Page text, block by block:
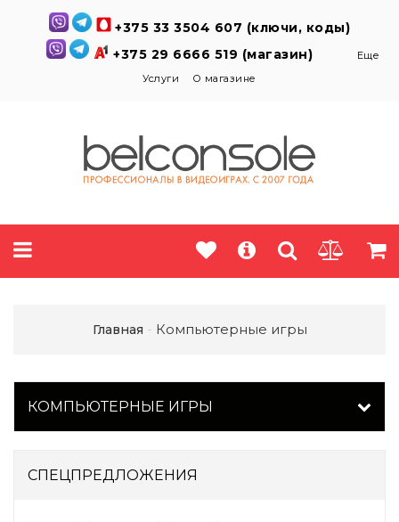
+375 33 3504 607 (ключи, коды)
+375 29 6666 519 (магазин)
Еще
Услуги
О магазине
Главная Компьютерные игры
КОМПЬЮТЕРНЫЕ ИГРЫ
СПЕЦПРЕДЛОЖЕНИЯ